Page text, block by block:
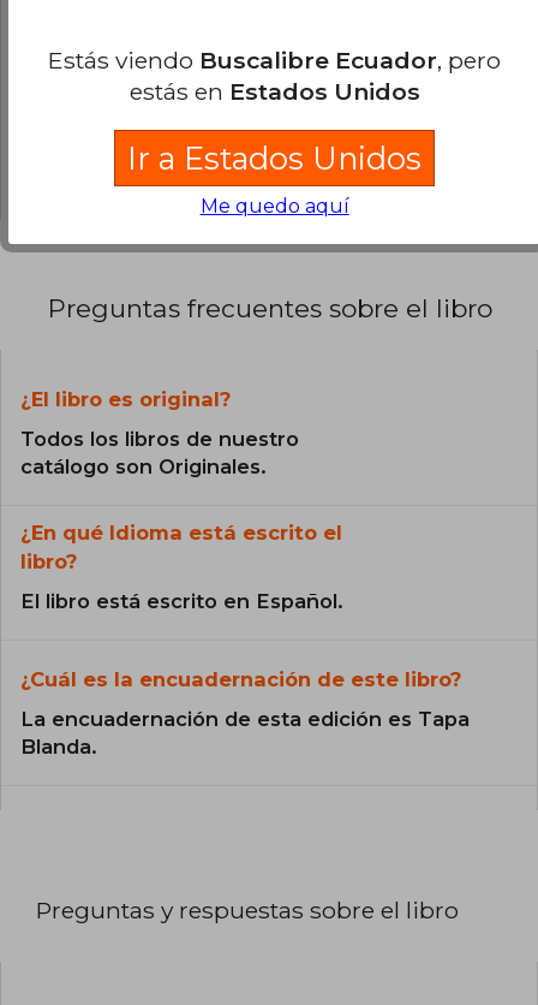
0% (0)
0% (0)
0% (0)
0% (0)
Preguntas frecuentes sobre el libro
¿El libro es original?
Todos los libros de nuestro
catálogo son Originales.
¿En qué Idioma está escrito el
libro?
El libro está escrito en Español.
¿Cuál es la encuadernación de este libro?
La encuadernación de esta edición es Tapa
Blanda.
Preguntas y respuestas sobre el libro
Estás viendo Buscalibre Ecuador, pero
estás en Estados Unidos
Ir a Estados Unidos
Me quedo aquí